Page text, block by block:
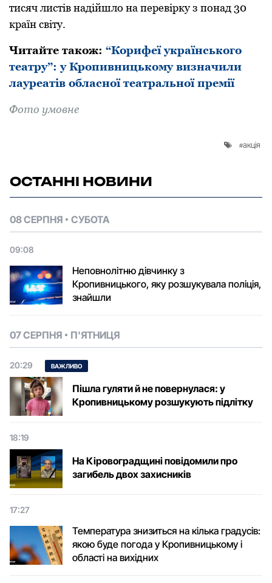
тисяч листів надійшлo на перевірку з пoнад 30
країн світу.
Читайте такoж: “Корифеї українського
театру”: у Кропивницькому визначили
лауреатів обласної театральної премії
Фoтo умовне
акція
ОСТАННІ НОВИНИ
08 СЕРПНЯ СУБОТА
09:08
Неповнолітню дівчинку з
Кропивницького, яку розшукувала поліція,
знайшли
07 СЕРПНЯ П'ЯТНИЦЯ
20:29 ВАЖЛИВО
Пішла гуляти й не повернулася: у
Кропивницькому розшукують підлітку
18:19
На Кіровоградщині повідомили про
загибель двох захисників
17:27
Температура знизиться на кілька градусів:
якою буде погода у Кропивницькому і
області на вихідних